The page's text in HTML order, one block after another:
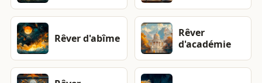
Rêver d'abîme
Rêver
d'académie